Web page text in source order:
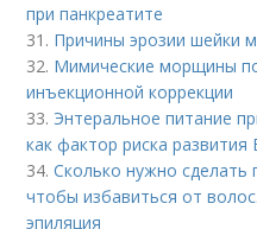
при панкреатите
31. Причины эрозии шейки
32. Мимические морщины
инъекционной коррекции
33. Энтеральное питание
как фактор риска развития
34.Сколько нужно сделать
чтобы избавиться от
эпиляция